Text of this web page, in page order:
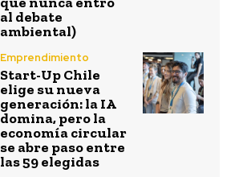
al debate
ambiental)
Emprendimiento
Start-Up Chile
elige su nueva
generación: la IA
domina, pero la
economía circular
se abre paso entre
las 59 elegidas